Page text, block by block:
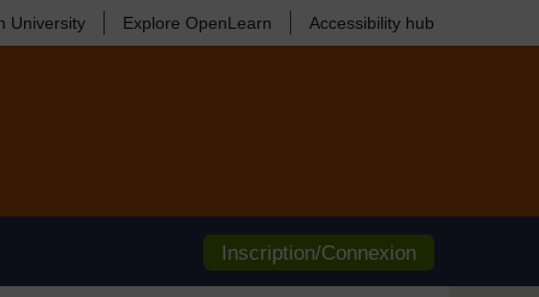
University Explore OpenLearn Accessibility hub
Inscription/Connexion